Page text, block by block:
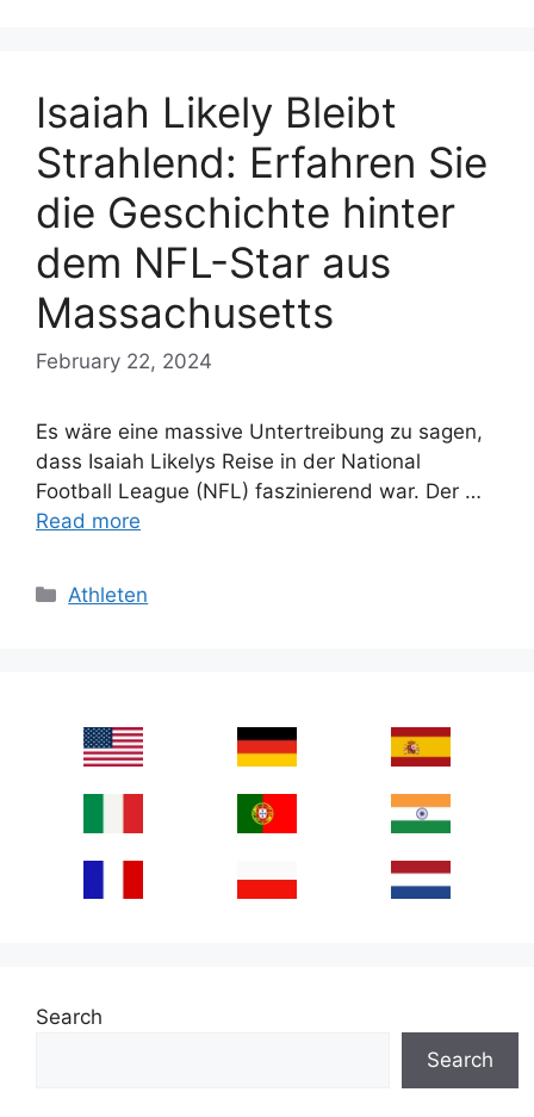
Isaiah Likely Bleibt
Strahlend: Erfahren Sie
die Geschichte hinter
dem NFL-Star aus
Massachusetts
February 22, 2024
Es wäre eine massive Untertreibung zu sagen,
dass Isaiah Likelys Reise in der National
Football League (NFL) faszinierend war. Der …
Read more
Categories
Athleten
Search
Search